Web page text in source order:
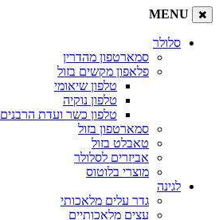
MENU
סלולר
סמארטפון מהדרין
פלאפון מקשים בזול
טלפון שיאומי
טלפון נוקיה
טלפון כשר ועדת הרבנים
סמארטפון בזול
טאבלט בזול
אביזרים לסלולר
מוצרי בלוטוס
לגינה
גדר עלים מלאכותי
עצים מלאכותיים